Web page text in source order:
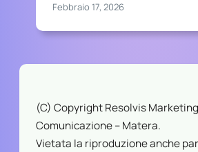
Febbraio 17, 2026
(C) Copyright Resolvis
Comunicazione – Matera.
Vietata la riproduzione anche